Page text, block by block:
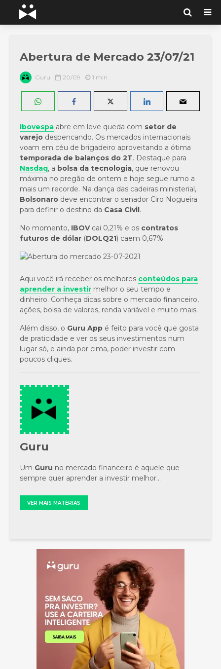
Abertura de Mercado 23/07/21
Guru 20/09 1 min.
Ibovespa abre em leve queda com setor de
varejo despencando. Os mercados internacionais
voam em céu de brigadeiro aproveitando a ótima
temporada de balanços do 2T. Destaque para
Nasdaq, a bolsa da tecnologia, que renovou
máxima no pregão de ontem e hoje segue rumo a
mais um recorde. Na dança das cadeiras ministerial,
Bolsonaro deve encontrar o senador Ciro Nogueira
para definir o destino da Casa Civil.
No momento, IBOVcai 0,21% e os contratos
futuros de dólar (DOLQ21) caem 0,67%.
Aqui você irá receber os melhores conteúdos para
aprender a investir melhor o seu tempo e
dinheiro. Conheça dicas sobre o mercado financeiro,
ações, bolsa de valores, renda variável e muito mais.
Além disso, o Guru App é feito para você que gosta
de praticidade e ver os seus investimentos num
lugar só, e ainda por cima, poder investir com
poucos cliques.
Guru
Um Guru no mercado financeiro é aquele que
sempre quer aprender a investir melhor...
VER MAIS MATÉRIAS